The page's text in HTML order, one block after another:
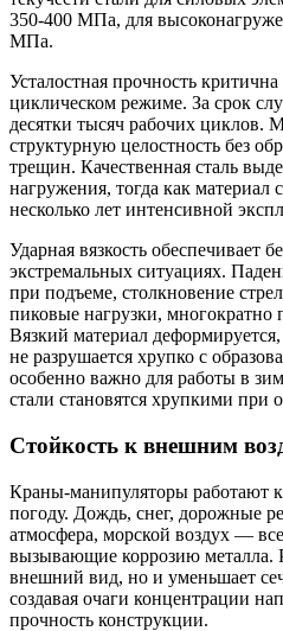
350-400 МПа, для
МПа.
Усталостная прочность
циклическом режиме. За срок
десятки тысяч рабочих циклов.
структурную целостность без
трещин. Качественная сталь
нагружения, тогда как материал
несколько лет интенсивной
Ударная вязкость обеспечивает
экстремальных ситуациях.
при подъеме, столкновение
пиковые нагрузки,
Вязкий материал
не разрушается хрупко с
особенно важно для работы в
стали становятся хрупкими при
Стойкость к внешним
Краны-манипуляторы работают
погоду. Дождь, снег, дорожные
атмосфера, морской воздух —
вызывающие коррозию металла.
внешний вид, но и уменьшает
создавая очаги концентрации
прочность конструкции.